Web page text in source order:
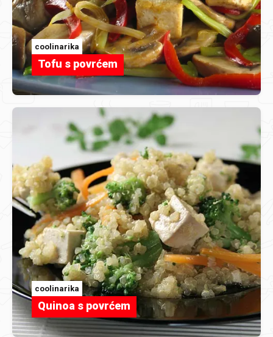
coolinarika
Tofu s povrćem
coolinarika
Quinoa s povrćem